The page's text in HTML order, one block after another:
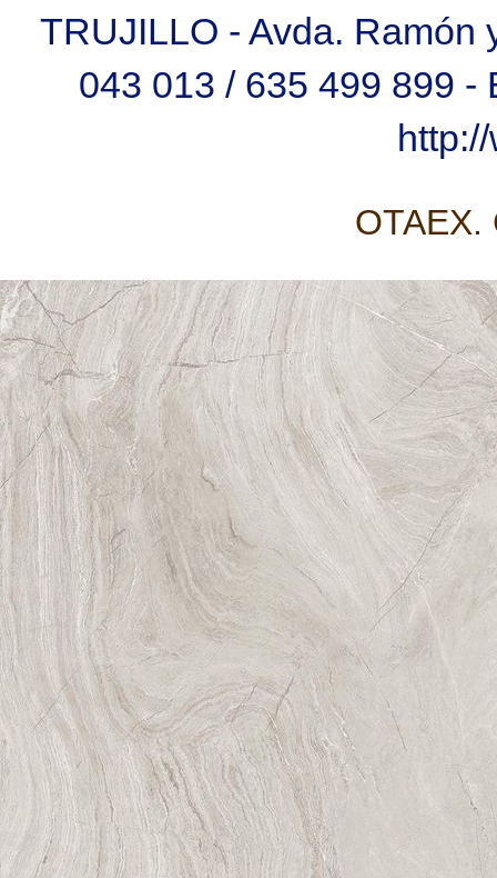
TRUJILLO - Avda. Ramón
043 013 / 635 499 899 -